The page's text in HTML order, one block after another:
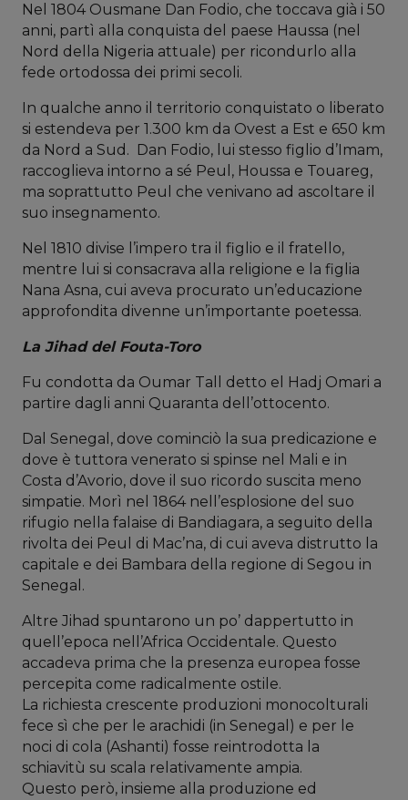
Nel 1804 Ousmane Dan Fodio, che toccava già i 50
anni, partì alla conquista del paese Haussa (nel
Nord della Nigeria attuale) per ricondurlo alla
fede ortodossa dei primi secoli.
In qualche anno il territorio conquistato o liberato
si estendeva per 1.300 km da Ovest a Est e 650 km
da Nord a Sud. Dan Fodio, lui stesso figlio d’Imam,
raccoglieva intorno a sé Peul, Houssa e Touareg,
ma soprattutto Peul che venivano ad ascoltare il
suo insegnamento.
Nel 1810 divise l’impero tra il figlio e il fratello,
mentre lui si consacrava alla religione e la figlia
Nana Asna, cui aveva procurato un’educazione
approfondita divenne un’importante poetessa.
La Jihad del Fouta-Toro
Fu condotta da Oumar Tall detto el Hadj Omari a
partire dagli anni Quaranta dell’ottocento.
Dal Senegal, dove cominciò la sua predicazione e
dove è tuttora venerato si spinse nel Mali e in
Costa d’Avorio, dove il suo ricordo suscita meno
simpatie. Morì nel 1864 nell’esplosione del suo
rifugio nella falaise di Bandiagara, a seguito della
rivolta dei Peul di Mac’na, di cui aveva distrutto la
capitale e dei Bambara della regione di Segou in
Senegal.
Altre Jihad spuntarono un po’ dappertutto in
quell’epoca nell’Africa Occidentale. Questo
accadeva prima che la presenza europea fosse
percepita come radicalmente ostile.
La richiesta crescente produzioni monocolturali
fece sì che per le arachidi (in Senegal) e per le
noci di cola (Ashanti) fosse reintrodotta la
schiavitù su scala relativamente ampia.
Questo però, insieme alla produzione ed